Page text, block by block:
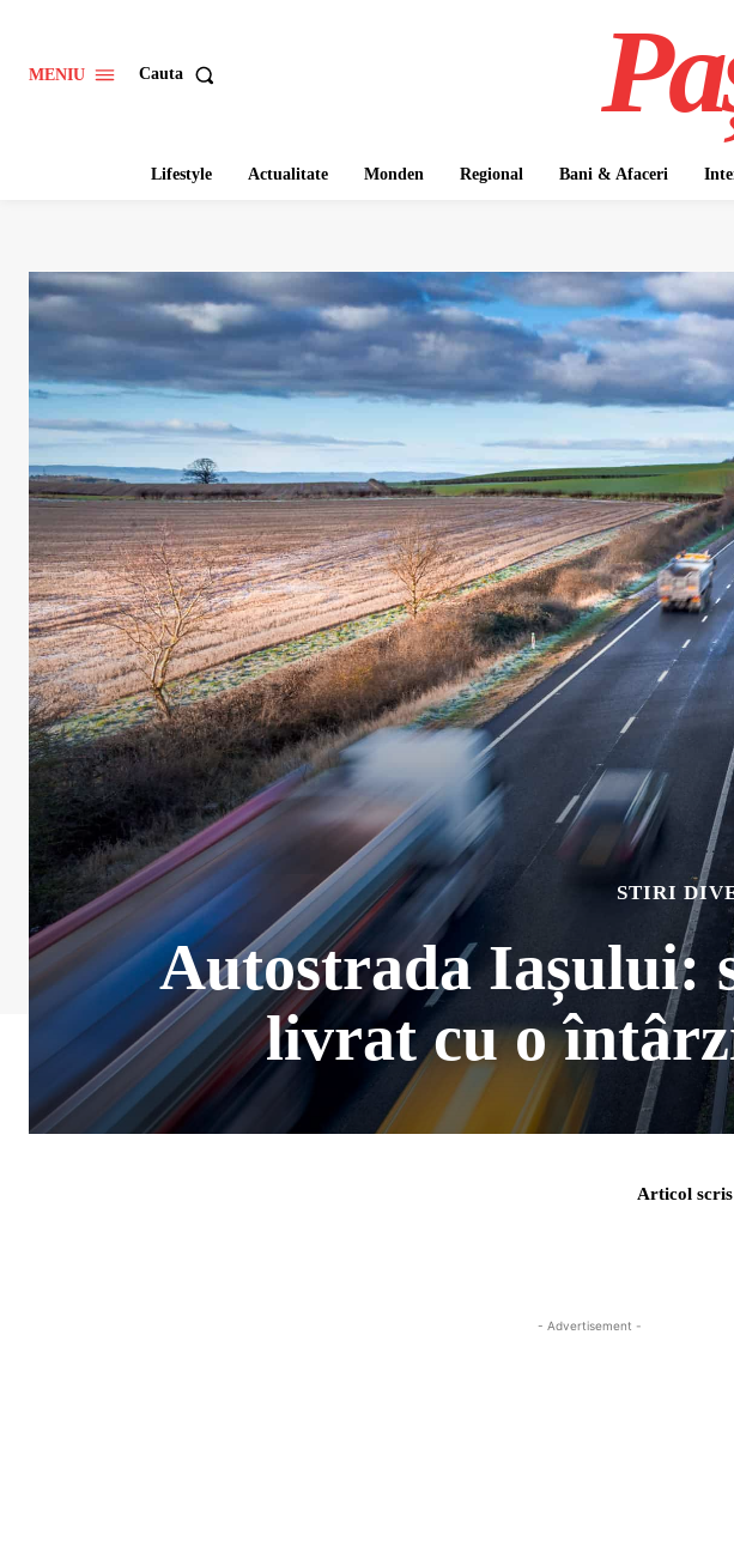
MENIU Cauta
Lifestyle Actualitate Monden Regional Bani & Afaceri
STIRI
Autostrada Iașului:
livrat cu o
Articol scris
- Advertisement -